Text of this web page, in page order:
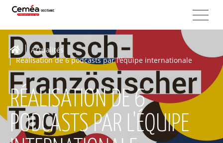
Actualités
Réalisation de 6 podcasts par l'équipe internationale
RÉALISATION DE 6
PODCASTS PAR L'ÉQUIPE